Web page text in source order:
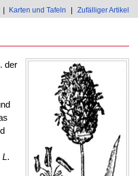
Karten und Tafeln Zufälliger Artikel
der
L.